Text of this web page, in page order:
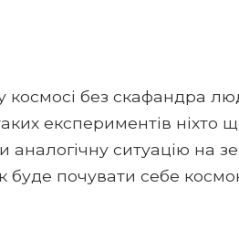
космосі без скафандра
експериментів ніхто
аналогічну ситуацію на
буде почувати себе